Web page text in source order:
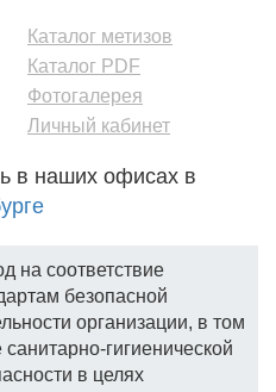
Каталог метизов
Каталог PDF
Фотогалерея
Личный кабинет
в наших офисах в
на соответствие
безопасной
организации, в том
санитарно-гигиенической
в целях